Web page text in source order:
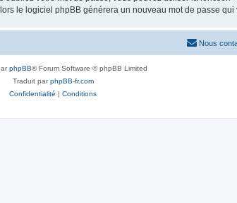
le logiciel phpBB générera un nouveau mot de passe qui
Nous
phpBB® Forum Software © phpBB Limited
Traduit parphpBB-fr.com
Confidentialité | Conditions